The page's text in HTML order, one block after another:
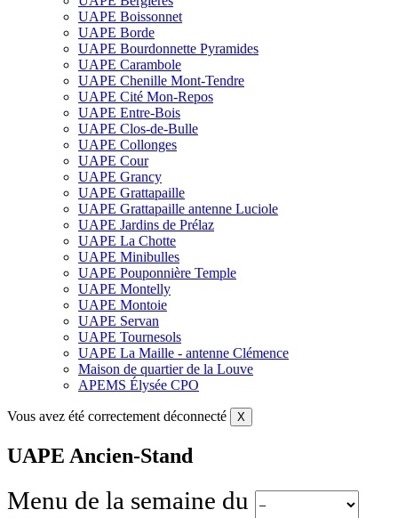
UAPE Boissonnet
UAPE Borde
UAPE Bourdonnette Pyramides
UAPE Carambole
UAPE Chenille Mont-Tendre
UAPE Cité Mon-Repos
UAPE Entre-Bois
UAPE Clos-de-Bulle
UAPE Collonges
UAPE Cour
UAPE Grancy
UAPE Grattapaille
UAPE Grattapaille antenne Luciole
UAPE Jardins de Prélaz
UAPE La Chotte
UAPE Minibulles
UAPE Pouponnière Temple
UAPE Montelly
UAPE Montoie
UAPE Servan
UAPE Tournesols
UAPE La Maille - antenne Clémence
Maison de quartier de la Louve
APEMS Élysée CPO
Vous avez été correctement déconnecté X
UAPE Ancien-Stand
Menu de la semaine du